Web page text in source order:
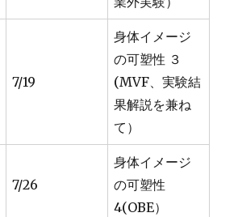
7/19
身体イメージ
の可塑性 ３
(MVF、実験結
果解説を兼ね
て）
7/26
身体イメージ
の可塑性
4(OBE）